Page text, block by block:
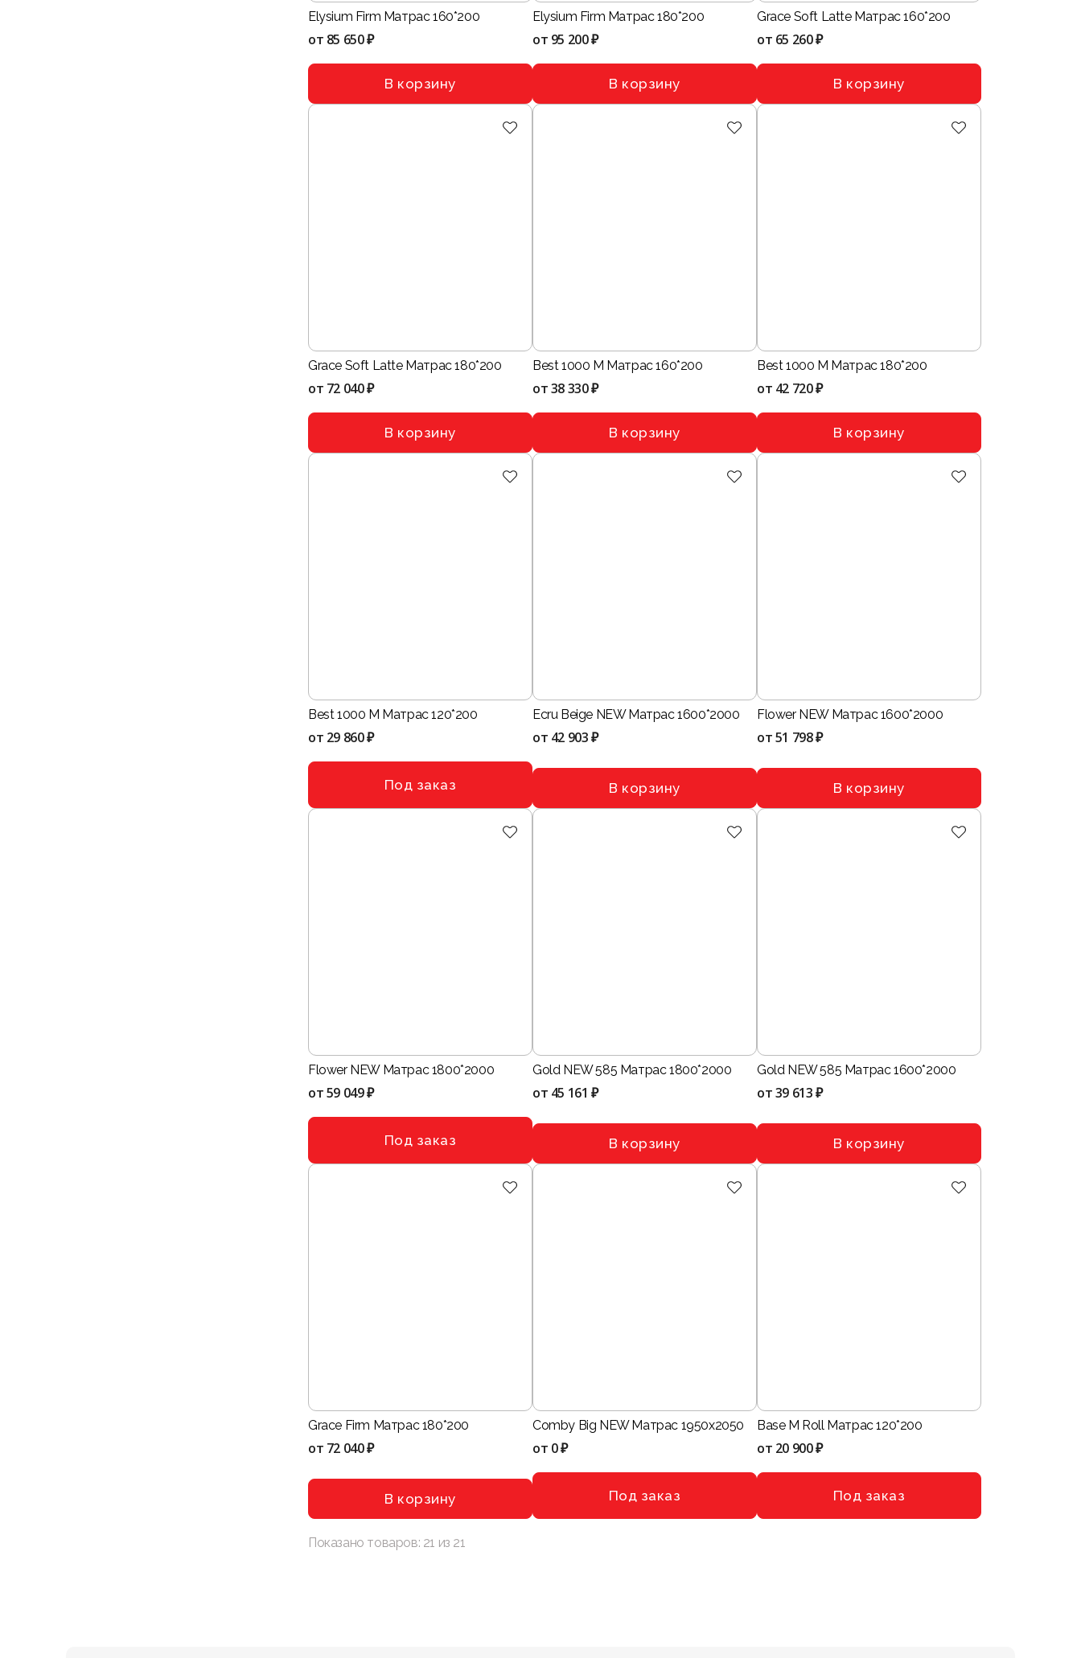
Elysium Firm Матрас 160*200
от 85 650 ₽
В корзину
Elysium Firm Матрас 180*200
от 95 200 ₽
В корзину
Grace Soft Latte Матрас 160*200
от 65 260 ₽
В корзину
Grace Soft Latte Матрас 180*200
от 72 040 ₽
В корзину
Best 1000 M Матрас 160*200
от38 330 ₽
В корзину
Best 1000 M Матрас 180*200
от 42 720 ₽
В корзину
Best 1000 M Матрас 120*200
от 29 860 ₽
Под заказ
Ecru Beige NEW Матрас 1600*2000
от 42 903 ₽
В корзину
Flower NEW Матрас 1600*2000
от51 798 ₽
В корзину
Flower NEW Матрас 1800*2000
от59 049 ₽
Под заказ
Gold NEW 585 Матрас 1800*2000
от 45 161 ₽
В корзину
Gold NEW 585 Матрас 1600*2000
от39 613 ₽
В корзину
Grace Firm Матрас 180*200
от 72 040 ₽
В корзину
Comby Big NEW Матрас 1950x2050
от 0 ₽
Под заказ
Base M Roll Матрас 120*200
от 20 900 ₽
Под заказ
Показано товаров: 21 из 21